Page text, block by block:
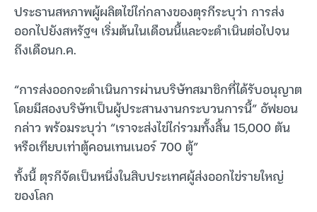
ประธานสหภาพผู้ผลิตไข่ไก่กลางของตุรกีระบุว่า การส่ง
ออกไปยังสหรัฐฯ เริ่มต้นในเดือนนี้และจะดำเนินต่อไปจน
ถึงเดือนก.ค.
“การส่งออกจะดำเนินการผ่านบริษัทสมาชิกที่ได้รับอนุญาต
โดยมีสองบริษัทเป็นผู้ประสานงานกระบวนการนี้” อัฟยอน
กล่าว พร้อมระบุว่า “เราจะส่งไข่ไก่รวมทั้งสิ้น 15,000 ตัน
หรือเทียบเท่าตู้คอนเทนเนอร์ 700 ตู้”
ทั้งนี้ ตุรกีจัดเป็นหนึ่งในสิบประเทศผู้ส่งออกไข่รายใหญ่
ของโลก